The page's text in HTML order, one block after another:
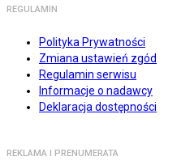
REGULAMIN
Polityka Prywatności
Zmiana ustawień zgód
Regulamin serwisu
Informacje o nadawcy
Deklaracja dostępności
REKLAMA I PRENUMERATA